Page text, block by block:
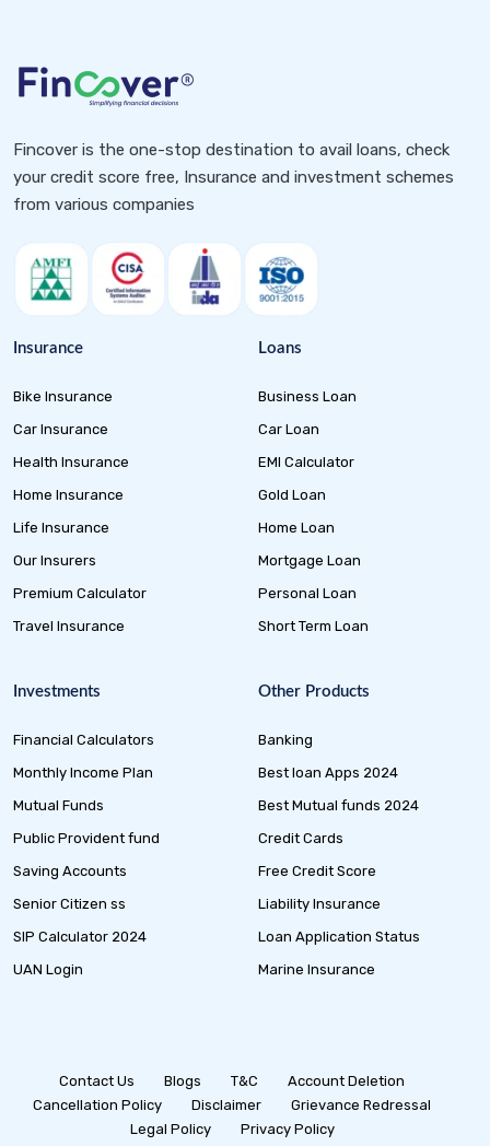
Fincover is the one-stop destination to avail loans, check
your credit score free, Insurance and investment schemes
from various companies
Insurance
Bike Insurance
Car Insurance
Health Insurance
Home Insurance
Life Insurance
Our Insurers
Premium Calculator
Travel Insurance
Loans
Business Loan
Car Loan
EMI Calculator
Gold Loan
Home Loan
Mortgage Loan
Personal Loan
Short Term Loan
Investments
Financial Calculators
Monthly Income Plan
Mutual Funds
Public Provident fund
Saving Accounts
Senior Citizen ss
SIP Calculator 2024
UAN Login
Other Products
Banking
Best loan Apps 2024
Best Mutual funds 2024
Credit Cards
Free Credit Score
Liability Insurance
Loan Application Status
Marine Insurance
Contact Us Blogs T&C
Account Deletion
Cancellation Policy
Disclaimer
Grievance Redressal
Legal Policy
Privacy Policy